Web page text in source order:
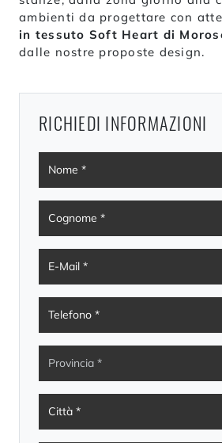
ambienti da progettare con
in tessuto Soft Heart di
dalle nostre proposte design.
RICHIEDI INFORMAZIONI